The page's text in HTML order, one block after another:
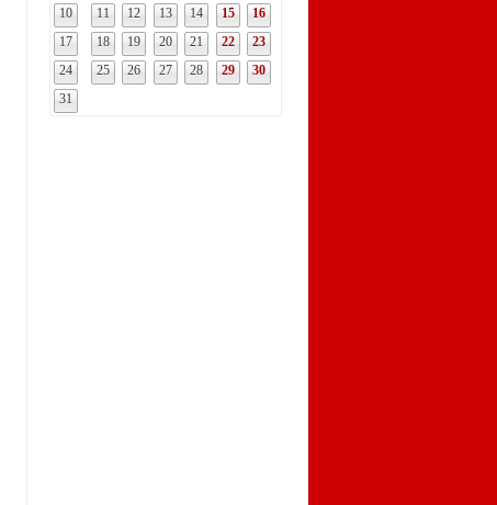
10
11 12 13 14 15
16
17
18 19 20 21 22
23
24
25 26 27 28 29
30
31